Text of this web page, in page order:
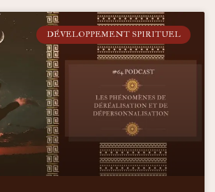
DÉVELOPPEMENT SPIRITUEL